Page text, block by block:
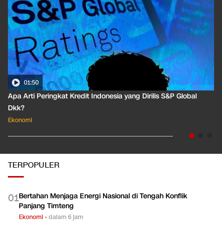
01:50
Apa Arti Peringkat Kredit Indonesia yang Dirilis S&P Global
Dkk?
Ekonomi
TERPOPULER
01Bertahan Menjaga Energi Nasional di Tengah Konflik
Panjang Timteng
Ekonomi •dalam 6 jam